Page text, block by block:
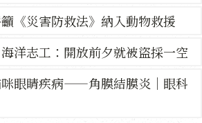
《災害防救法》納入動物救援
洋志工：開放前夕就被盜採一空
眼睛疾病——角膜結膜炎｜眼科